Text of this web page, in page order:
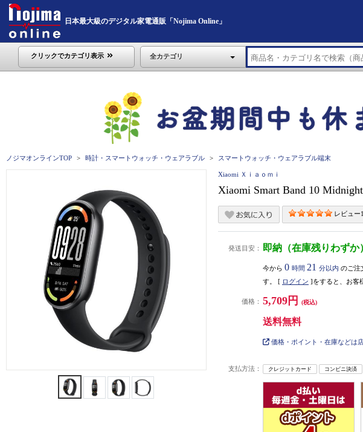
日本最大級のデジタル家電通販「Nojima Online」
クリックでカテゴリ表示 全カテゴリ
ノジマオンラインTOP 時計・スマートウォッチ・ウェアラブル スマートウォッチ・ウェアラブル端末
Xiaomi Ｘｉａｏｍｉ
Xiaomi Smart Band 10
レビュー
発送目安： 即納（在庫残りわずか
今から 0 時間 21 分以内 のご注
す。 [ ログイン ]をすると、お客
価格： 5,709円 (税込)
送料無料
価格・ポイント・在庫などは
支払方法： クレジットカード コンビニ決済